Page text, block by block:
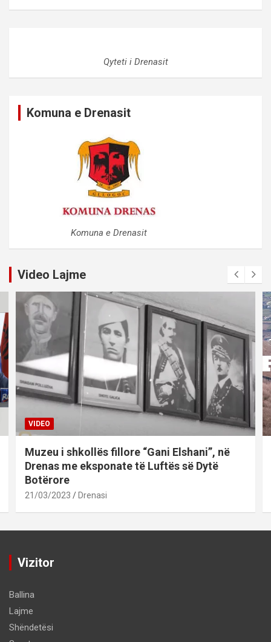
Qyteti i Drenasit
Komuna e Drenasit
Komuna e Drenasit
Video Lajme
VIDEO
Muzeu i shkollës fillore “Gani Elshani”, në
Drenas me eksponate të Luftës së Dytë
Botërore
21/03/2023 Drenasi
Vizitor
Ballina
Lajme
Shëndetësi